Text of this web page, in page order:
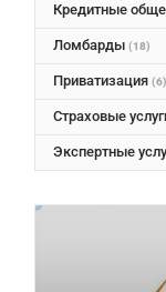
Кредитные
Ломбарды (18)
Приватизация (6)
Страховые
Экспертные